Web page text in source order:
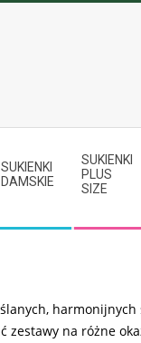
SUKIENKI
DAMSKIE
SUKIENKI
PLUS
SIZE
na różne